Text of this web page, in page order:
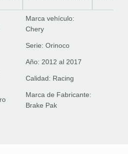
Marca vehículo:
Chery
Serie: Orinoco
Año: 2012 al 2017
Calidad: Racing
Marca de Fabricante:
Brake Pak